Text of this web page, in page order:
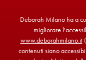
Deborah Milano ha a
migliorare
www.deborahmilano.it
contenuti siano